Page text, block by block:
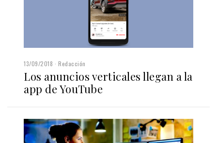
13/09/2018 Redacción
Los anuncios verticales llegan a la
app de YouTube